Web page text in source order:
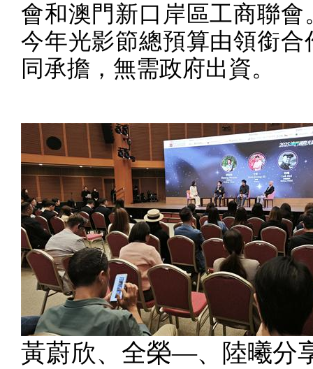
會和澳門新口岸區工商聯會
今年光影節總預算由領銜合
同承擔，無需政府出資。
黃蔚欣、全榮—、陸曦分